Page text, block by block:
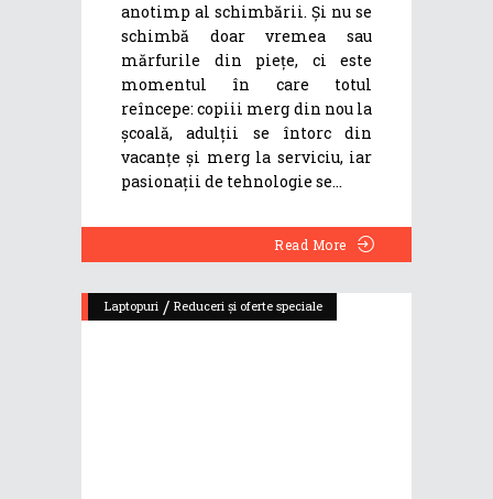
anotimp al schimbării. Și nu se
schimbă doar vremea sau
mărfurile din piețe, ci este
momentul în care totul
reîncepe: copiii merg din nou la
școală, adulții se întorc din
vacanțe și merg la serviciu, iar
pasionații de tehnologie se
Read More
Laptopuri / Reduceri și oferte speciale